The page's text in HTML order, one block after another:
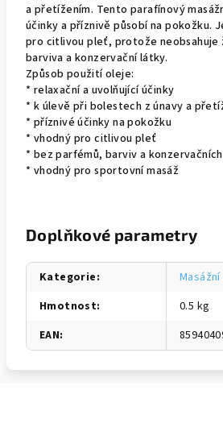
a přetížením. Tento parafínový
účinky a příznivě působí na pokožku.
pro citlivou pleť, protože neobsahuje
barviva a konzervační látky.
Způsob použití oleje:
* relaxační a uvolňující účinky
* k úlevě při bolestech z únavy a
* příznivé účinky na pokožku
* vhodný pro citlivou pleť
* bez parfémů, barviv a
* vhodný pro sportovní masáž
Doplňkové parametry
Kategorie:
Hmotnost:
0.5 kg
EAN: